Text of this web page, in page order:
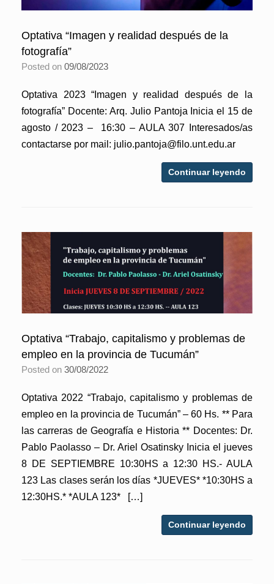
Optativa “Imagen y realidad después de la
fotografía”
Posted on 09/08/2023
Optativa 2023 “Imagen y realidad después de la
fotografía” Docente: Arq. Julio Pantoja Inicia el 15 de
agosto / 2023 – 16:30 – AULA 307 Interesados/as
contactarse por mail: julio.pantoja@filo.unt.edu.ar
Continuar leyendo
Optativa “Trabajo, capitalismo y problemas de
empleo en la provincia de Tucumán”
Posted on 30/08/2022
Optativa 2022 “Trabajo, capitalismo y problemas de
empleo en la provincia de Tucumán” – 60 Hs. ** Para
las carreras de Geografía e Historia ** Docentes: Dr.
Pablo Paolasso – Dr. Ariel Osatinsky Inicia el jueves
8 DE SEPTIEMBRE 10:30HS a 12:30 HS.- AULA
123 Las clases serán los días *JUEVES* *10:30HS a
12:30HS.* *AULA 123* […]
Continuar leyendo